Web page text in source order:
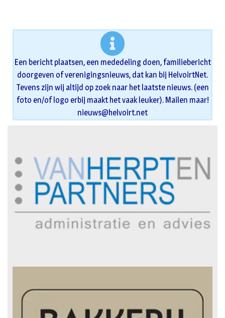
Een bericht plaatsen, een mededeling doen, familiebericht
doorgeven of verenigingsnieuws, dat kan bij HelvoirtNet.
Tevens zijn wij altijd op zoek naar het laatste nieuws. (een
foto en/of logo erbij maakt het vaak leuker). Mailen maar!
nieuws@helvoirt.net